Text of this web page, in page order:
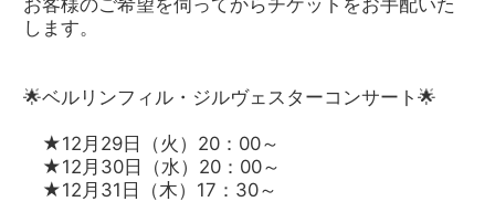
します。
🌟ベルリンフィル・ジルヴェスターコンサート🌟
★12月29日（火）20：00～
★12月30日（水）20：00～
★12月31日（木）17：30～